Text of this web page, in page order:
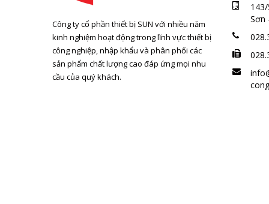
Công ty cổ phần thiết bị SUN với nhiều năm
kinh nghiệm hoạt động trong lĩnh vực thiết bị
công nghiệp, nhập khẩu và phân phối các
sản phẩm chất lượng cao đáp ứng mọi nhu
cầu của quý khách.
Sơn